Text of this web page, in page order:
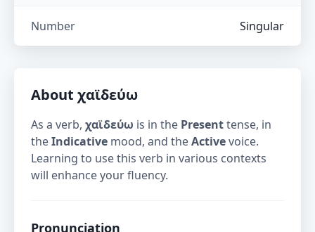
Number Singular
About χαϊδεύω
As a verb, χαϊδεύω is in the Presenttense, in
theIndicative mood, and theActivevoice.
Learning to use this verb in various contexts
will enhance your fluency.
Pronunciation